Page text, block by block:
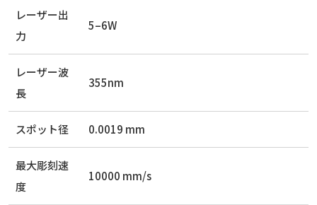
レーザー出
力
5–6W
レーザー波
長
355nm
スポット径 0.0019 mm
最大彫刻速
度
10000 mm/s